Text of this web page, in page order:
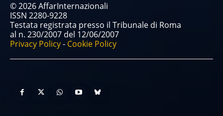
© 2026 AffarInternazionali
ISSN 2280-9228
Testata registrata presso il Tribunale di Roma
al n. 230/2007 del 12/06/2007
Privacy Policy- Cookie Policy